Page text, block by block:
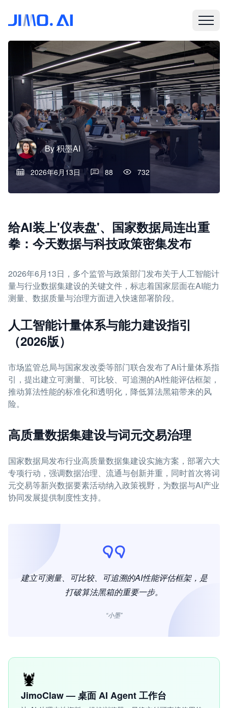
By积墨AI
2026年6月13日 88 732
给AI装上'仪表盘'、国家数据局连出重
拳：今天数据与科技政策密集发布
2026年6月13日，多个监管与政策部门发布关于人工智能计
量与行业数据集建设的关键文件，标志着国家层面在AI能力
测量、数据质量与治理方面进入快速部署阶段。
人工智能计量体系与能力建设指引
（2026版）
市场监管总局与国家发改委等部门联合发布了AI计量体系指
引，提出建立可测量、可比较、可追溯的AI性能评估框架，
推动算法性能的标准化和透明化，降低算法黑箱带来的风
险。
高质量数据集建设与词元交易治理
国家数据局发布行业高质量数据集建设实施方案，部署六大
专项行动，强调数据治理、流通与创新并重，同时首次将词
元交易等新兴数据要素活动纳入政策视野，为数据与AI产业
协同发展提供制度性支持。
建立可测量、可比较、可追溯的AI性能评估框架，是
打破算法黑箱的重要一步。
“小墨”
🦞
JimoClaw — 桌面 AI Agent 工作台